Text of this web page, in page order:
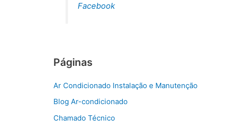
Facebook
Páginas
Ar Condicionado Instalação e Manutenção
Blog Ar-condicionado
Chamado Técnico